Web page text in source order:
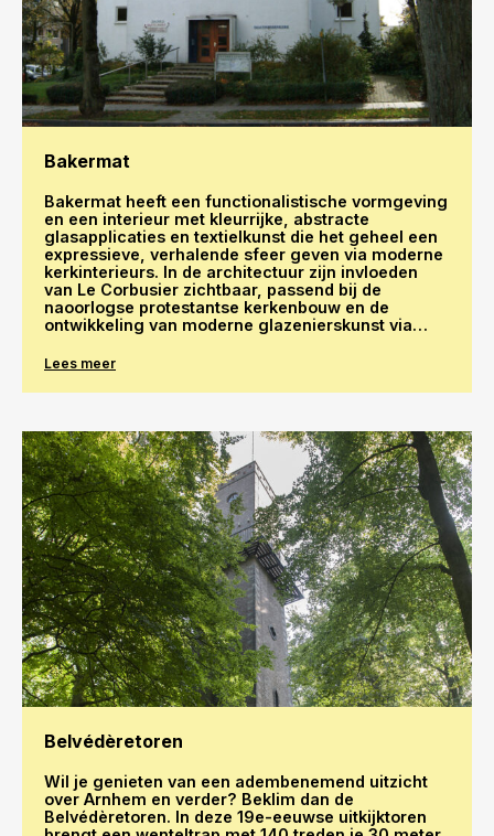
Bakermat
Bakermat heeft een functionalistische vormgeving
en een interieur met kleurrijke, abstracte
glasapplicaties en textielkunst die het geheel een
expressieve, verhalende sfeer geven via moderne
kerkinterieurs. In de architectuur zijn invloeden
van Le Corbusier zichtbaar, passend bij de
naoorlogse protestantse kerkenbouw en de
ontwikkeling van moderne glazenierskunst via
Vulpen‑orgel vormt een belangrijk onderdeel van
Lees meer
Belvédèretoren
Wil je genieten van een adembenemend uitzicht
over Arnhem en verder? Beklim dan de
Belvédèretoren. In deze 19e-eeuwse uitkijktoren